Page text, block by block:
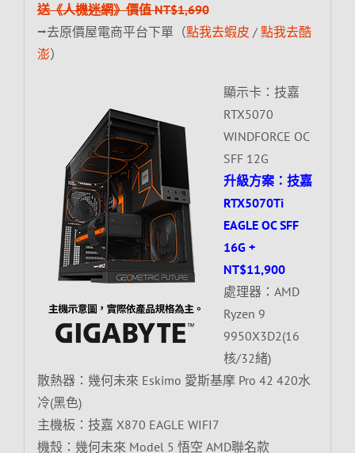
送《人機迷網》價值 NT$1,690
⭢去原價屋電商平台下單（點我去蝦皮 / 點我去酷
澎）
顯示卡：技嘉
RTX5070
WINDFORCE OC
SFF 12G
升級方案：技嘉
RTX5070Ti
EAGLE OC SFF
16G +
NT$11,900
處理器：AMD
Ryzen 9
9950X3D2(16
核/32緒)
散熱器：幾何未來 Eskimo 愛斯基摩 Pro 42 420水
冷(黑色)
主機板：技嘉 X870 EAGLE WIFI7
機殼：幾何未來 Model 5 悟空 AMD聯名款